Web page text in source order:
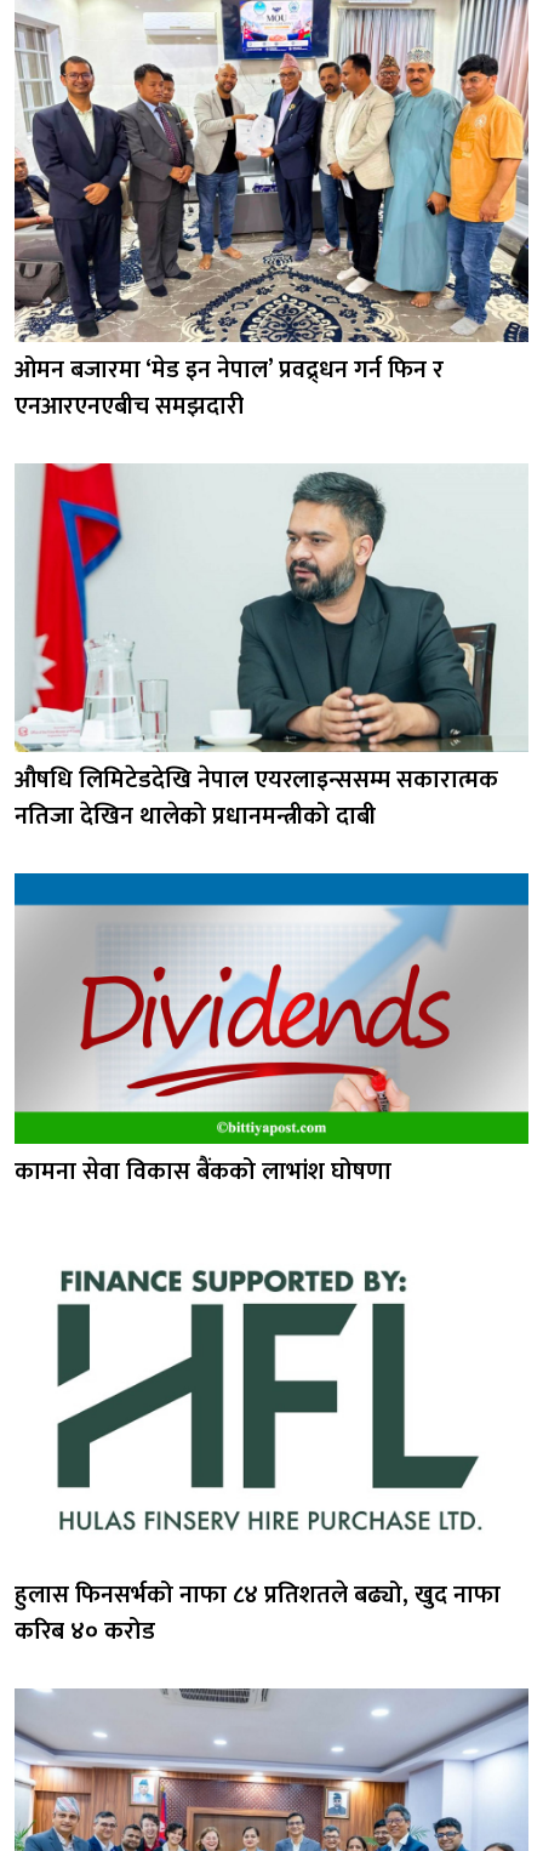
ओमन बजारमा ‘मेड इन नेपाल’ प्रवद्र्धन गर्न फिन र
एनआरएनएबीच समझदारी
औषधि लिमिटेडदेखि नेपाल एयरलाइन्ससम्म सकारात्मक
नतिजा देखिन थालेको प्रधानमन्त्रीको दाबी
कामना सेवा विकास बैंकको लाभांश घोषणा
हुलास फिनसर्भको नाफा ८४ प्रतिशतले बढ्यो, खुद नाफा
करिब ४० करोड